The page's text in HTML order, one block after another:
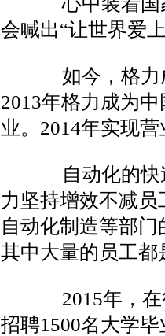
会喊出“让世界爱
如今，格力成
2013年格力成为
业。2014年实现
自动化的快速
力坚持增效不减员
自动化制造等部
其中大量的员工
2015年，在
招聘1500名大学